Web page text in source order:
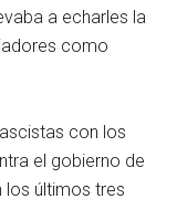
a echarles la
como
con los
el gobierno de
los últimos tres